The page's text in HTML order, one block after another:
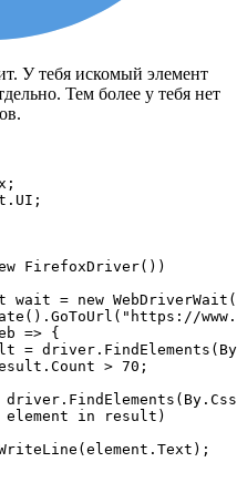
У тебя искомый элемент
Тем более у тебя нет
FirefoxDriver())
wait = new
=> {
=
> 70;
in result)